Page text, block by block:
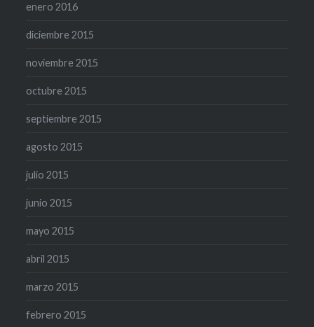
enero 2016
diciembre 2015
noviembre 2015
octubre 2015
septiembre 2015
agosto 2015
julio 2015
junio 2015
mayo 2015
abril 2015
marzo 2015
febrero 2015